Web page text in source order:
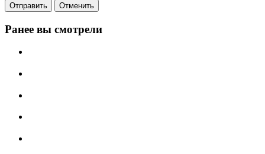
Отменить
Ранее вы смотрели